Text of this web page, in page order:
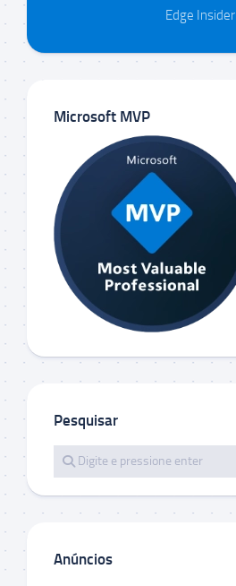
Edge Insider
Microsoft MVP
Pesquisar
Anúncios